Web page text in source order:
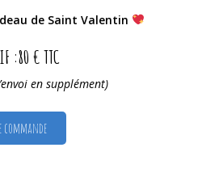
de Saint Valentin
:80 € TTC
en supplément)
commande